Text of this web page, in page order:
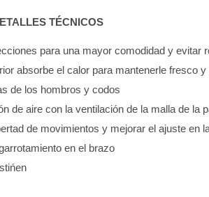
TÉCNICOS
para una mayor comodidad y evitar
absorbe el calor para mantenerle fresco
de los hombros y codos
de aire con la ventilación de la malla de la
de movimientos y mejorar el ajuste en
en el brazo